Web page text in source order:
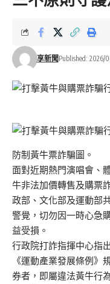
享新聞 Published: 2026/
防制黃牛票詐騙圖。
面對近期熱門演唱會、
牛非法加價轉售及購票
政部、文化部及運動部
警覺，切勿因一時心急
益受損。
行政院打詐指揮中心指
《運動產業發展條例》
券者，即屬違法黃牛行